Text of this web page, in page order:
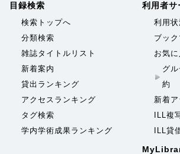
目録検索
検索トップへ
分類検索
雑誌タイトルリスト
新着案内
貸出ランキング
アクセスランキング
タグ検索
学内学術成果ランキング
利用者サ
利用
ブック
お気
グ
約
新着ア
ILL複
ILL貸